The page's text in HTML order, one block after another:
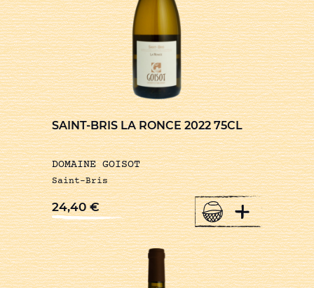
SAINT-BRIS LA RONCE 2022 75CL
DOMAINE GOISOT
Saint-Bris
24,40€ +